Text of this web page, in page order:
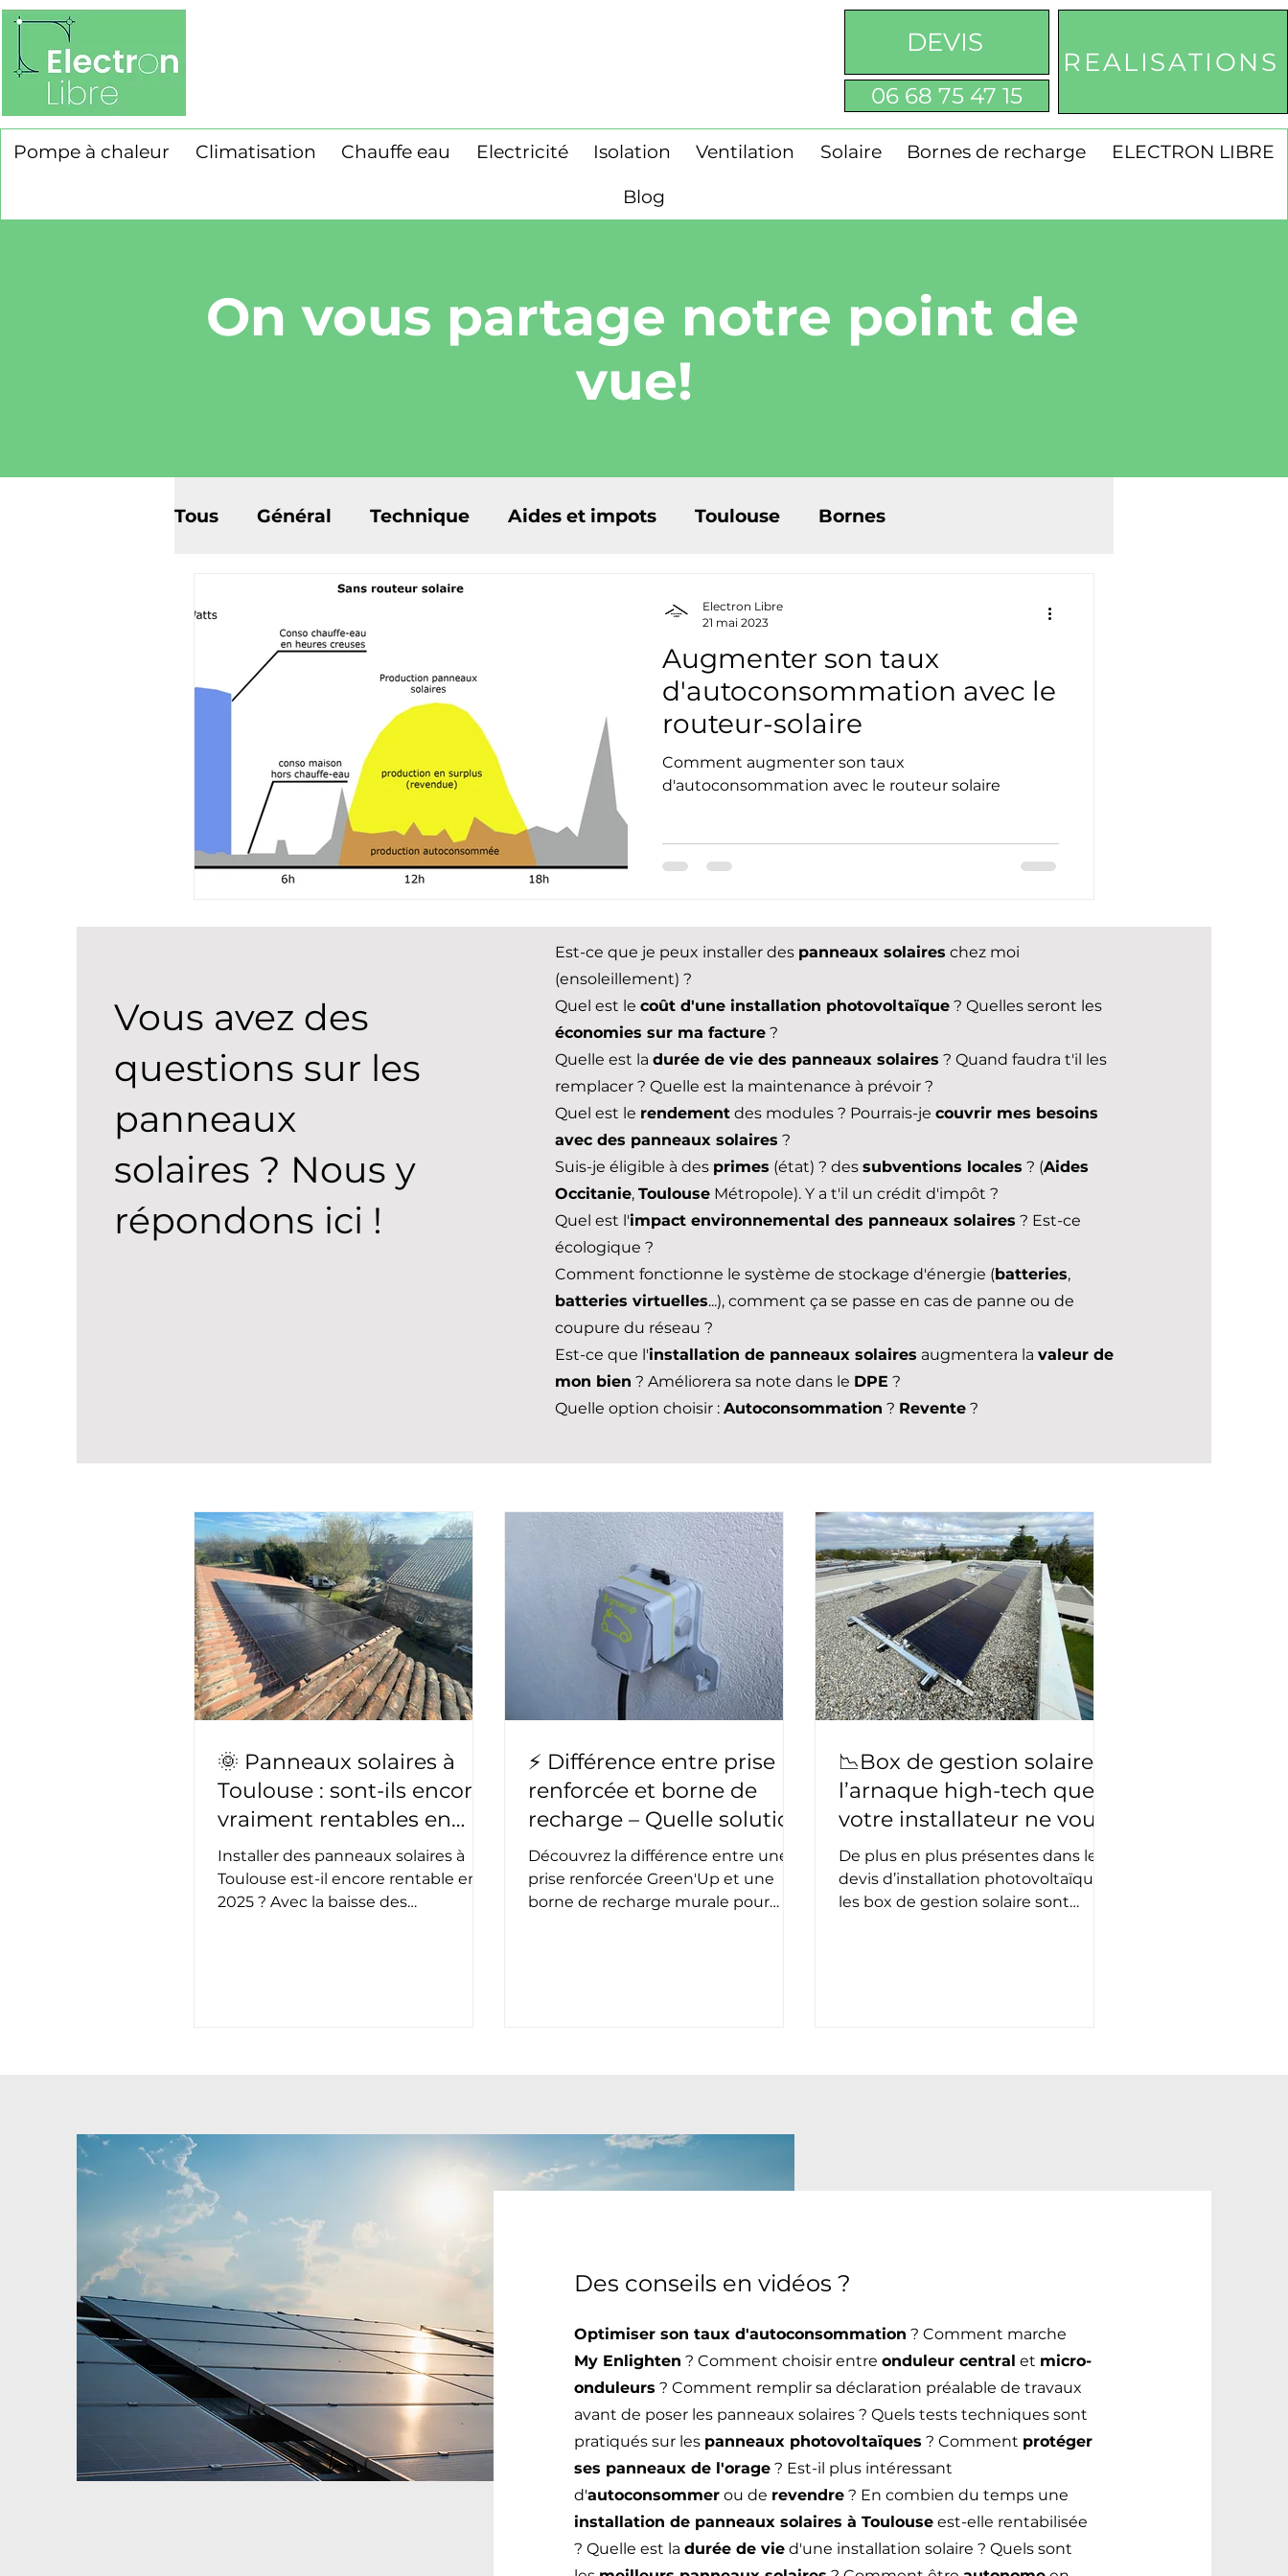
REALISATIONS
DEVIS
06 68 75 47 15
Pompe à chaleur Climatisation Chauffe eau Electricité Isolation Ventilation Solaire Bornes de recharge ELECTRON LIBRE
Blog
On vous partage notre point de
vue!
Tous Général Technique Aides et impots Toulouse Bornes
Augmenter son taux
d'autoconsommation avec le
routeur-solaire
Comment augmenter son taux
d'autoconsommation avec le routeur solaire
Electron Libre
21 mai 2023
Vous avez des
questions sur les
panneaux
solaires ? Nous y
répondons ici !
Est-ce que je peux installer des panneaux solaires chez moi
(ensoleillement) ?
Quel est lecoût d'une installation photovoltaïque ? Quelles seront les
économies sur ma facture ?
Quelle est ladurée de vie des panneaux solaires ? Quand faudra t'il les
remplacer ? Quelle est la maintenance à prévoir ?
Quel est le rendement des modules ? Pourrais-jecouvrir mes besoins
avec des panneaux solaires ?
Suis-je éligible à des primes (état) ? dessubventions locales ? (Aides
Occitanie,Toulouse Métropole). Y a t'il un crédit d'impôt ?
Quel est l'impact environnemental des panneaux solaires ? Est-ce
écologique ?
Comment fonctionne le système de stockage d'énergie (batteries,
batteries virtuelles...), comment ça se passe en cas de panne ou de
coupure du réseau ?
Est-ce que l'installation de panneaux solaires augmentera lavaleur de
mon bien ? Améliorera sa note dans le DPE ?
Quelle option choisir :Autoconsommation ? Revente ?
🌞 Panneaux solaires à
Toulouse : sont-ils encore
vraiment rentables en
2025 ? ?
Installer des panneaux solaires à
Toulouse est-il encore rentable en
2025 ? Avec la baisse des
intelligent des consommations,
simulée
⚡ Différence entre prise
renforcée et borne de
recharge – Quelle solution
choisir ?
Découvrez la différence entre une
prise renforcée Green'Up et une
borne de recharge murale pour
📉Box de gestion solaire :
l’arnaque high-tech que
votre installateur ne vous
dévoile pas
De plus en plus présentes dans les
devis d’installation photovoltaïque,
les box de gestion solaire sont
Des conseils en vidéos ?
Optimiser son taux d'autoconsommation ? Comment marche
My Enlighten ? Comment choisir entreonduleur central et micro-
onduleurs ? Comment remplir sa déclaration préalable de travaux
avant de poser les panneaux solaires ? Quels tests techniques sont
pratiqués sur les panneaux photovoltaïques ? Comment protéger
ses panneaux de l'orage ? Est-il plus intéressant
d'autoconsommer ou de revendre ? En combien du temps une
installation de panneaux solaires à Toulouse est-elle rentabilisée
? Quelle est ladurée de vie d'une installation solaire ? Quels sont